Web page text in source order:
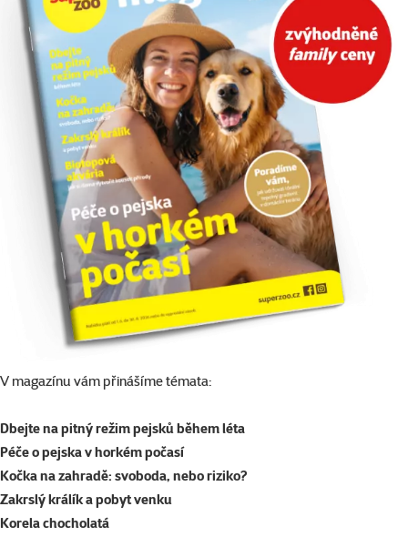
V magazínu vám přinášíme témata:
Dbejte na pitný režim pejsků během léta
Péče o pejska v horkém počasí
Kočka na zahradě: svoboda, nebo riziko?
Zakrslý králík a pobyt venku
Korela chocholatá